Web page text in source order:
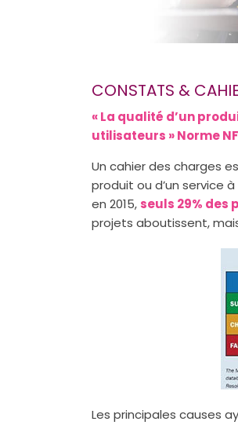
CONSTATS &
« La qualité d’un
utilisateurs » Norme
Un cahier des charges
produit ou d’un service
en 2015, seuls 29%
projets aboutissent,
Les principales causes